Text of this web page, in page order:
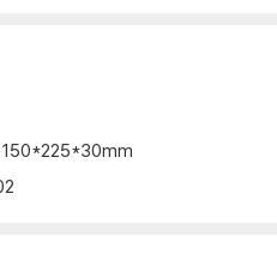
량과 장비의 내기
서 이기려 든다
공명정대한 정치
진주만 공격